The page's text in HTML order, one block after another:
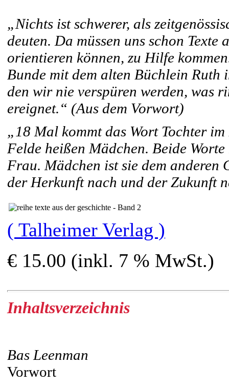
„Nichts ist schwerer, als
deuten. Da müssen uns schon
orientieren können, zu Hilfe
Bunde mit dem alten Büchlein Ruth
den wir nie verspüren werden, was
ereignet.“ (Aus dem Vorwort)
„18 Mal kommt das Wort Tochter
Felde heißen Mädchen. Beide
Frau. Mädchen ist sie dem anderen
der Herkunft nach und der Zukunft
( Talheimer Verlag )
€ 15.00 (inkl. 7 % MwSt.)
Inhaltsverzeichnis
Bas Leenman
Vorwort